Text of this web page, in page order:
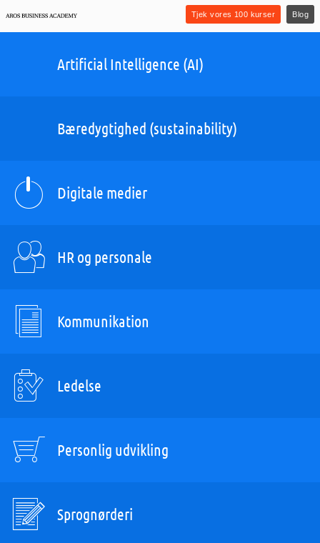
Tjek vores 100 kurser Blog
Artificial Intelligence (AI)
Bæredygtighed (sustainability)
Digitale medier
HR og personale
Kommunikation
Ledelse
Personlig udvikling
Sprognørderi